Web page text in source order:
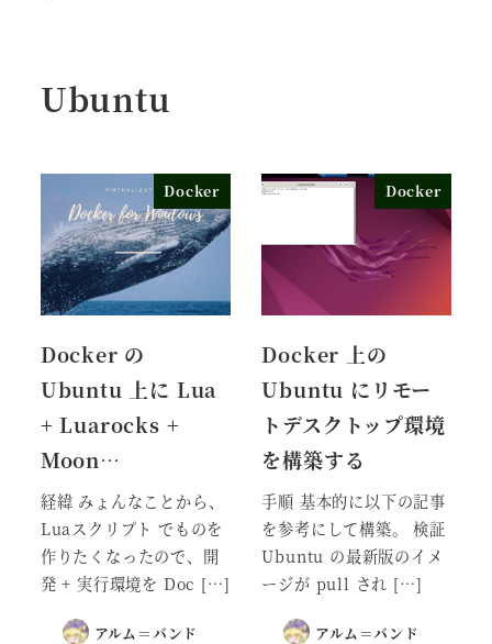
Ubuntu
Docker
Docker の
Ubuntu 上に Lua
+ Luarocks +
Moon…
経緯 みょんなことから、
Luaスクリプト でものを
作りたくなったので、開
発 + 実行環境を Doc […]
アルム＝バンド
Docker
Docker 上の
Ubuntu にリモー
トデスクトップ環境
を構築する
手順 基本的に以下の記事
を参考にして構築。 検証
Ubuntu の最新版のイメ
ージが pull され […]
アルム＝バンド